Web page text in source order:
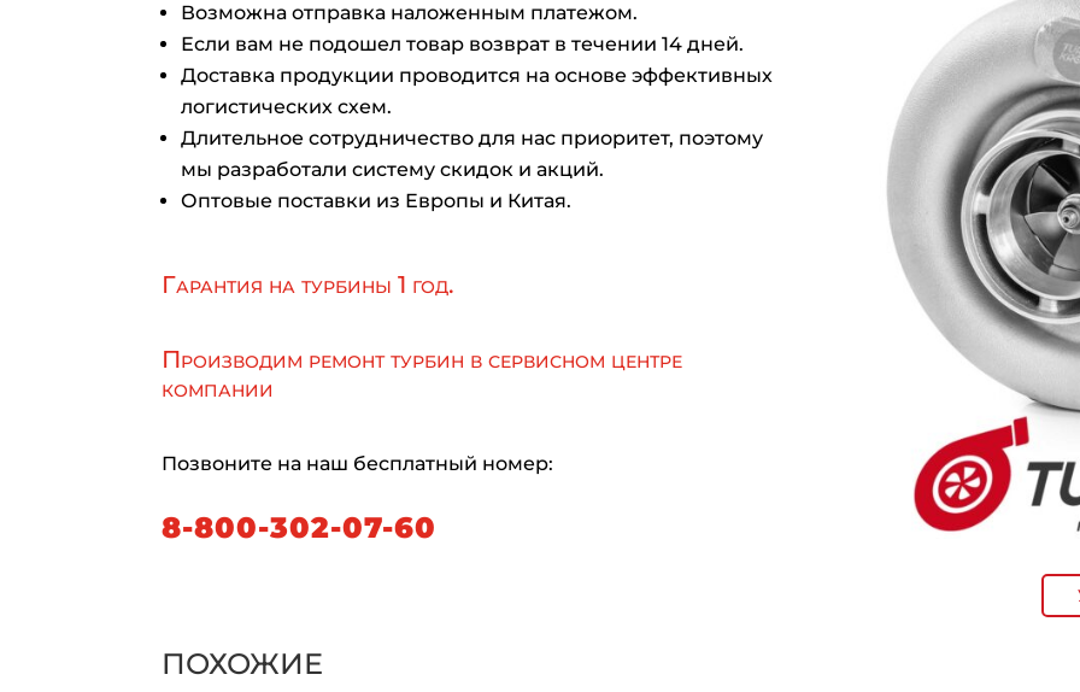
Возможна отправка наложенным платежом.
Если вам не подошел товар возврат в течении 14 дней.
Доставка продукции проводится на основе эффективных
логистических схем.
Длительное сотрудничество для нас приоритет, поэтому
мы разработали систему скидок и акций.
Оптовые поставки из Европы и Китая.
Гарантия на турбины 1 год.
Производим ремонт турбин в сервисном центре
компании
Позвоните на наш бесплатный номер:
8-800-302-07-60
ПОХОЖИЕ